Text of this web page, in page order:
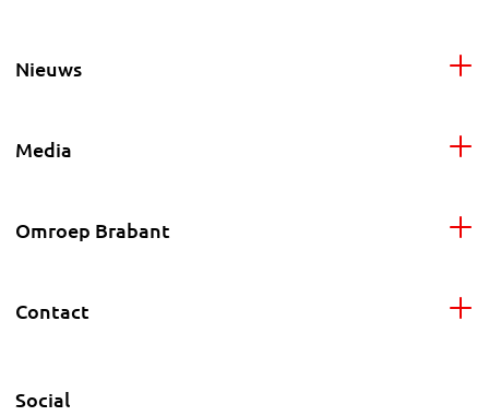
Nieuws
Media
Omroep Brabant
Contact
Social